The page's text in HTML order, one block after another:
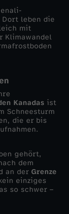
leben die
mit
Klimawandel
Kanadas ist
Schneesturm
die er bis
gehört,
dem
an der Grenze
einziges
so schwer –